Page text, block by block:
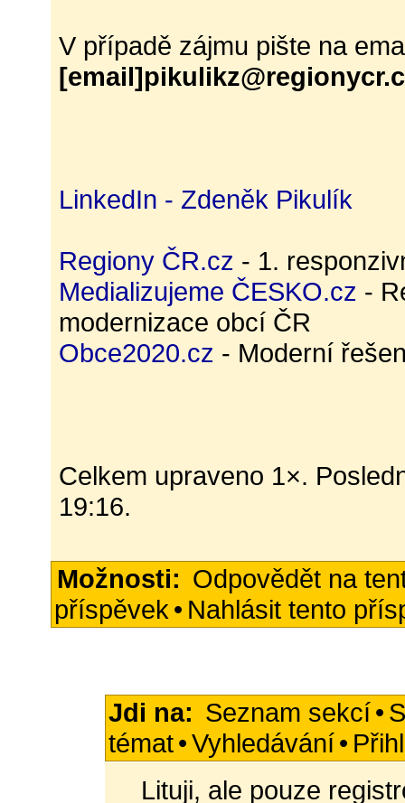
V případě zájmu pište na
LinkedIn - Zdeněk Pikulík
Regiony ČR.cz - 1.
Medializujeme ČESKO.cz -
modernizace obcí ČR
Obce2020.cz - Moderní
Celkem upraveno 1×.
19:16.
Možnosti: Odpovědět na
příspěvek • Nahlásit tento
Jdi na: Seznam sekcí•
témat•Vyhledávání•
Lituji, ale pouze